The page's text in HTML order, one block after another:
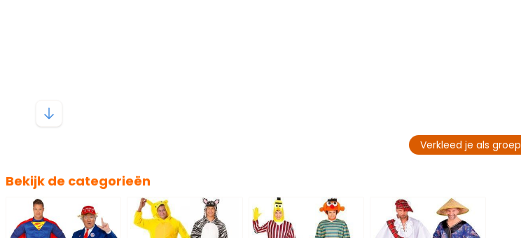
Verkleed je als groep
Bekijk de categorieën